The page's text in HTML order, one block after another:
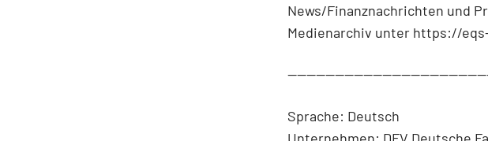
News/Finanznachrichten und
Medienarchiv unter https://
Sprache: Deutsch
Unternehmen: DFV Deutsche